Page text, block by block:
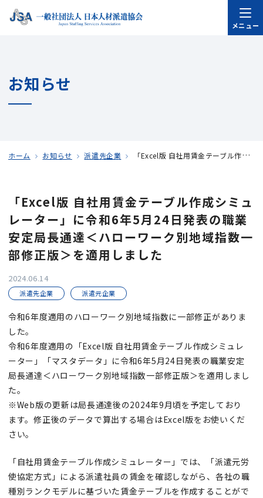
メニュー
お知らせ
ホーム お知らせ 派遣先企業 「Excel版 自社用賃金テーブル作成シミュレーター」に令和6年5月24日発表の職業安定局長通達＜ハローワーク別地域指数一部修正版＞を適用しました
「Excel版 自社用賃金テーブル作成シミュ
レーター」に令和6年5月24日発表の職業
安定局長通達＜ハローワーク別地域指数一
部修正版＞を適用しました
2024.06.14
派遣先企業 派遣元企業
令和6年度適用のハローワーク別地域指数に一部修正がありま
した。
令和6年度適用の「Excel版 自社用賃金テーブル作成シミュレ
ーター」「マスタデータ」に令和6年5月24日発表の職業安定
局長通達＜ハローワーク別地域指数一部修正版＞を適用しまし
た。
※Web版の更新は局長通達後の2024年9月頃を予定しており
ます。修正後のデータで算出する場合はExcel版をお使いくだ
さい。​
「自社用賃金テーブル作成シミュレーター」では、「派遣元労
使協定方式」による派遣社員の賃金を確認しながら、各社の職
種別ランクモデルに基づいた賃金テーブルを作成することがで